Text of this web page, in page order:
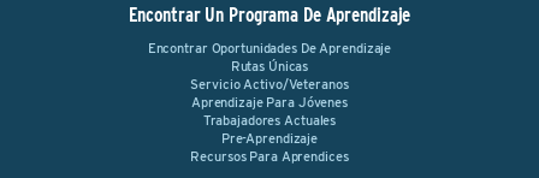
Encontrar Un Programa De Aprendizaje
Encontrar Oportunidades De Aprendizaje
Rutas Únicas
Servicio Activo/Veteranos
Aprendizaje Para Jóvenes
Trabajadores Actuales
Pre-Aprendizaje
Recursos Para Aprendices